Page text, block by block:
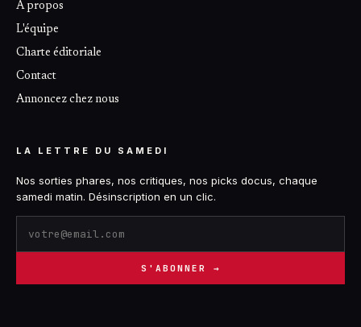
À propos
L'équipe
Charte éditoriale
Contact
Annoncez chez nous
LA LETTRE DU SAMEDI
Nos sorties phares, nos critiques, nos picks docus, chaque
samedi matin. Désinscription en un clic.
S'ABONNER →